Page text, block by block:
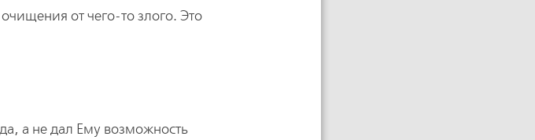
от чего-то злого. Это
а не дал Ему возможность